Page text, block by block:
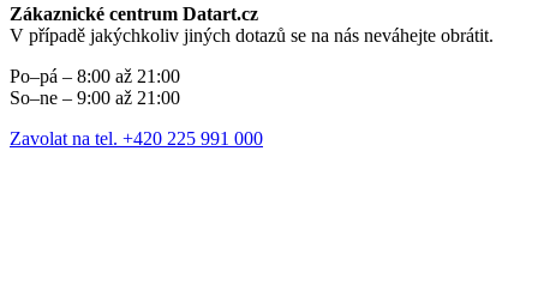
Zákaznické centrum Datart.cz
V případě jakýchkoliv jiných dotazů se na nás neváhejte obrátit.
Po–pá – 8:00 až 21:00
So–ne – 9:00 až 21:00
Zavolat na tel. +420 225 991 000